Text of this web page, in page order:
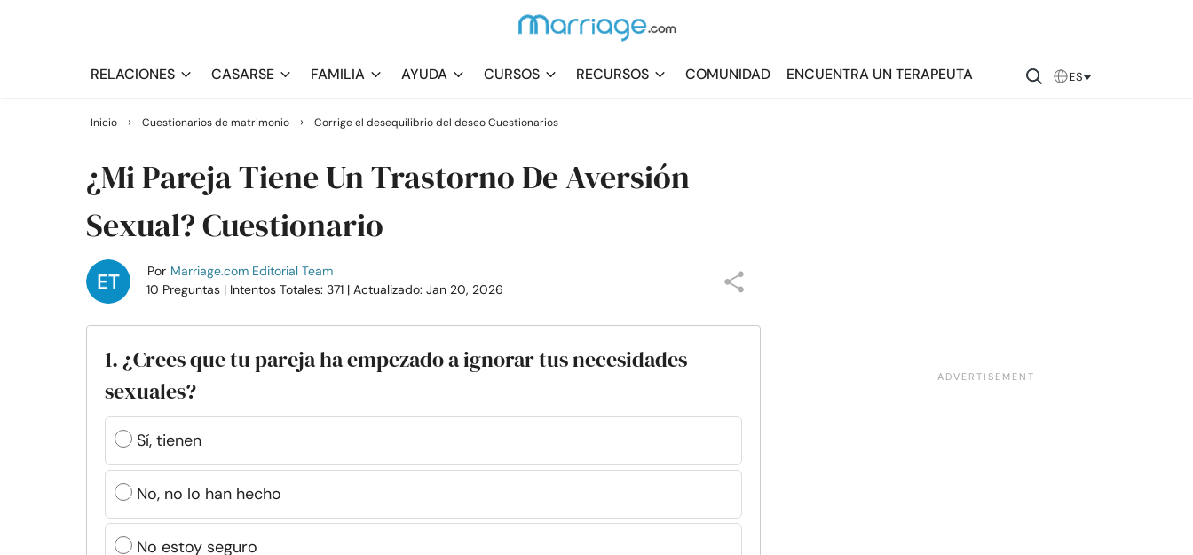
RELACIONES CASARSE FAMILIA AYUDA CURSOS RECURSOS COMUNIDAD ENCUENTRA UN TERAPEUTA ES
Inicio › Cuestionarios de matrimonio › Corrige el desequilibrio del deseo Cuestionarios
¿Mi Pareja Tiene Un Trastorno De Aversión
Sexual? Cuestionario
Por Marriage.com Editorial Team
10 Preguntas | Intentos Totales: 371 | Actualizado: Jan 20, 2026
1. ¿Crees que tu pareja ha empezado a ignorar tus necesidades
sexuales?
Sí, tienen
No, no lo han hecho
No estoy seguro